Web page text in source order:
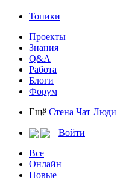
Топики
Проекты
Знания
Q&A
Работа
Блоги
Форум
Ещё Стена Чат Люди
Войти
Все
Онлайн
Новые